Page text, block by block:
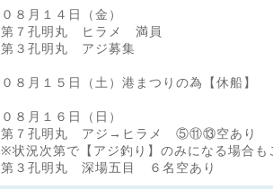
０８月１４日（金）
第７孔明丸 ヒラメ 満員
第３孔明丸 アジ募集
０８月１５日（土）港まつりの為【休船】
０８月１６日（日）
第７孔明丸 アジ→ヒラメ ⑤⑪⑬空あり
※状況次第で【アジ釣り】のみになる場合も
第３孔明丸 深場五目 ６名空あり